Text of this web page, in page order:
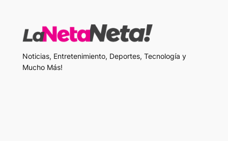
Noticias, Entretenimiento, Deportes, Tecnología y
Mucho Más!